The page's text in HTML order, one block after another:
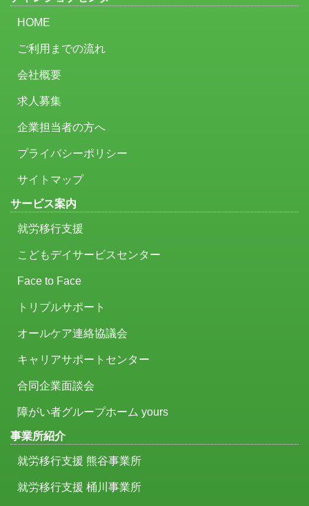
HOME
ご利用までの流れ
会社概要
求人募集
企業担当者の方へ
プライバシーポリシー
サイトマップ
サービス案内
就労移行支援
こどもデイサービスセンター
Face to Face
トリプルサポート
オールケア連絡協議会
キャリアサポートセンター
合同企業面談会
障がい者グループホーム yours
事業所紹介
就労移行支援 熊谷事業所
就労移行支援 桶川事業所